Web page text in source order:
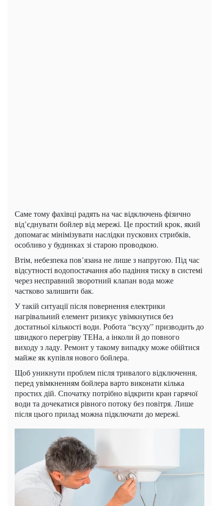
Саме тому фахівці радять на час відключень фізично
від’єднувати бойлер від мережі. Це простий крок, який
допомагає мінімізувати наслідки пускових стрибків,
особливо у будинках зі старою проводкою.
Втім, небезпека пов’язана не лише з напругою. Під час
відсутності водопостачання або падіння тиску в системі
через несправний зворотний клапан вода може
частково залишити бак.
У такій ситуації після повернення електрики
нагрівальний елемент ризикує увімкнутися без
достатньої кількості води. Робота “всуху” призводить до
швидкого перегріву ТЕНа, а інколи й до повного
виходу з ладу. Ремонт у такому випадку може обійтися
майже як купівля нового бойлера.
Щоб уникнути проблем після тривалого відключення,
перед увімкненням бойлера варто виконати кілька
простих дій. Спочатку потрібно відкрити кран гарячої
води та дочекатися рівного потоку без повітря. Лише
після цього прилад можна підключати до мережі.